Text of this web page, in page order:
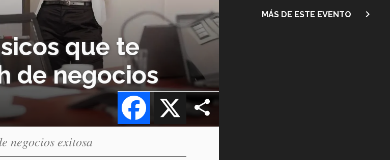
que te
de negocios
X
Facebook
MÁS DE ESTE EVENTO navigate_next
negocios exitosa